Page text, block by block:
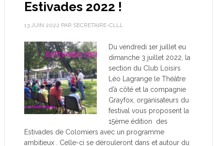
Estivades 2022 !
13 JUIN 2022 PAR SECRETAIRE-CLLL
Du vendredi 1er juillet eu
dimanche 3 juillet 2022, la
section du Club Loisirs
Léo Lagrange le Théâtre
d’à côté et la compagnie
Grayfox, organisateurs du
festival vous proposent la
15ème édition des
Estivades de Colomiers avec un programme
ambitieux . Celle-ci se dérouleront dans et autour du